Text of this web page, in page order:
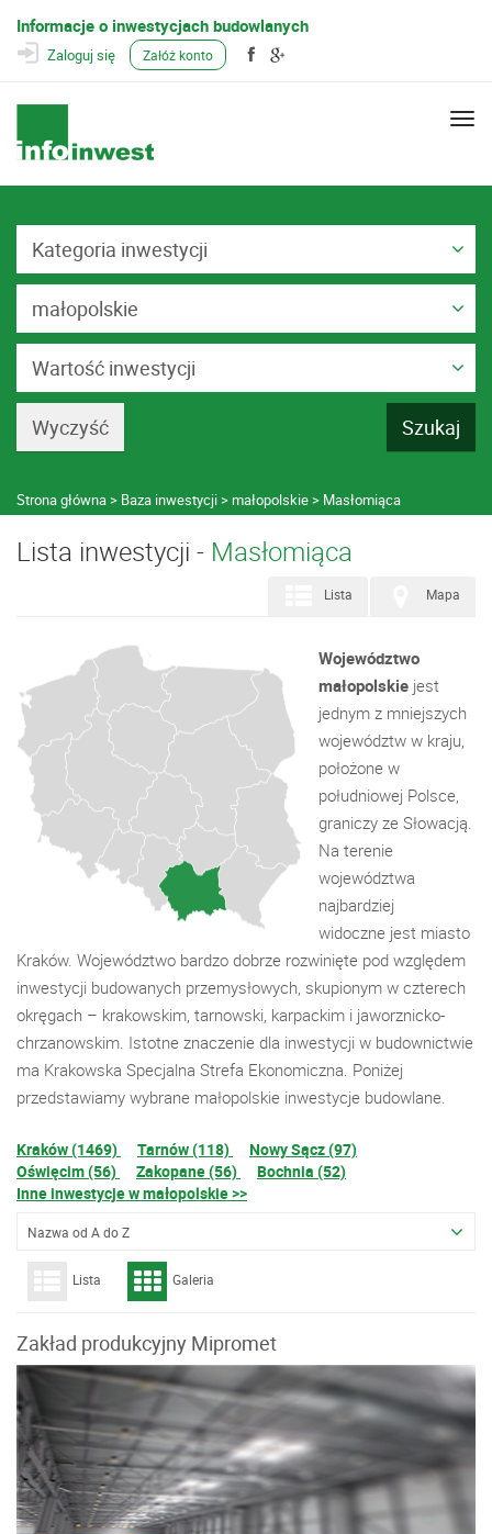
Informacje o inwestycjach budowlanych
Zaloguj się Załóż konto
Kategoria inwestycji
małopolskie
Wartość inwestycji
Strona główna Baza inwestycji małopolskie Masłomiąca
Lista inwestycji - Masłomiąca
Mapa
Lista
Województwo
małopolskie jest
jednym z mniejszych
województw w kraju,
położone w
południowej Polsce,
graniczy ze Słowacją.
Na terenie
województwa
najbardziej
widoczne jest miasto
Kraków. Województwo bardzo dobrze rozwinięte pod względem
inwestycji budowanych przemysłowych, skupionym w czterech
okręgach – krakowskim, tarnowski, karpackim i jaworznicko-
chrzanowskim. Istotne znaczenie dla inwestycji w budownictwie
ma Krakowska Specjalna Strefa Ekonomiczna. Poniżej
przedstawiamy wybrane małopolskie inwestycje budowlane.
Kraków (1469) Tarnów (118)
Nowy Sącz (97)
Oświęcim (56)
Zakopane (56)
Bochnia (52)
Inne inwestycje w małopolskie >>
Nazwa od A do Z
Lista Galeria
Zakład produkcyjny Mipromet